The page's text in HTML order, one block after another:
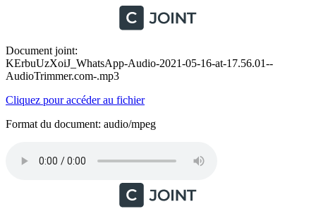
Document joint:
KErbuUzXoiJ_WhatsApp-Audio-2021-05-16-at-17.56.01--
AudioTrimmer.com-.mp3
Cliquez pour accéder au fichier
Format du document: audio/mpeg